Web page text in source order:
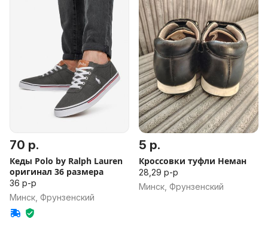
70 р.
Кеды Polo by Ralph Lauren
оригинал 36 размера
36 р-р
Минск, Фрунзенский
5 р.
Кроссовки туфли Неман
28,29 р-р
Минск, Фрунзенский